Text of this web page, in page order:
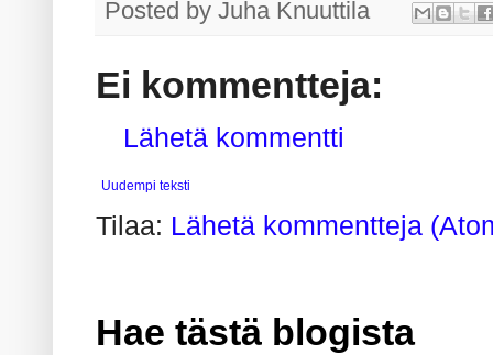
Posted byJuha Knuuttila
Ei kommentteja:
Lähetä kommentti
Uudempi teksti
Tilaa: Lähetä kommentteja
Hae tästä blogista